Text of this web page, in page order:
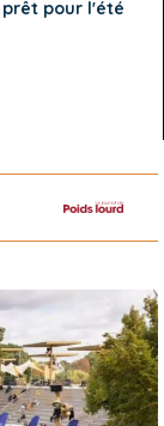
prêt pour l'été